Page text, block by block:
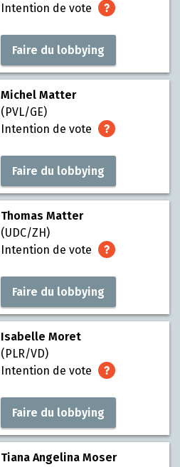
Intention de vote
Faire du lobbying
Michel Matter
(PVL/GE)
Intention de vote
Faire du lobbying
Thomas Matter
(UDC/ZH)
Intention de vote
Faire du lobbying
Isabelle Moret
(PLR/VD)
Intention de vote
Faire du lobbying
Tiana Angelina Moser